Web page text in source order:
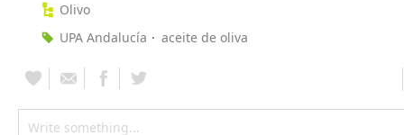
Olivo
UPA Andalucía
aceite de oliva